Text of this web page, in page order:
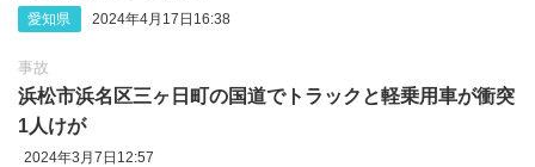
愛知県 2024年4月17日16:38
事故
浜松市浜名区三ヶ日町の国道でトラックと軽乗用車が衝突
1人けが
2024年3月7日12:57